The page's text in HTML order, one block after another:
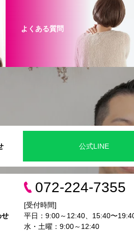
よくある質問
公式LINE
せ
072-224-7355
[受付時間]
平日：9:00～12:40、15:40〜
水・土曜：9:00～12:40